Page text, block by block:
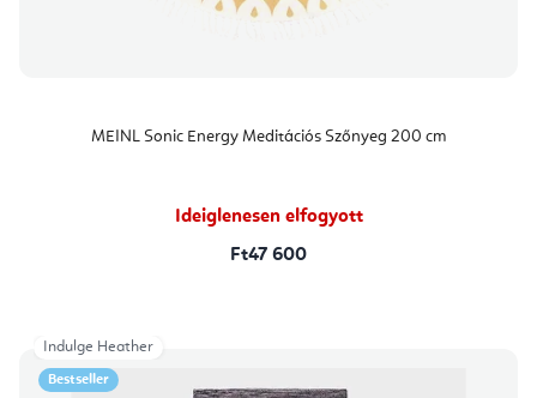
MEINL Sonic Energy Meditációs Szőnyeg 200 cm
Ideiglenesen elfogyott
Ft47 600
Bestseller
Indulge Heather